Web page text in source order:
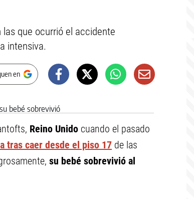
que ocurrió el accidente
intensiva.
en
Reino Unido cuando el pasado
tras caer desde el piso 17 de las
su bebé sobrevivió al